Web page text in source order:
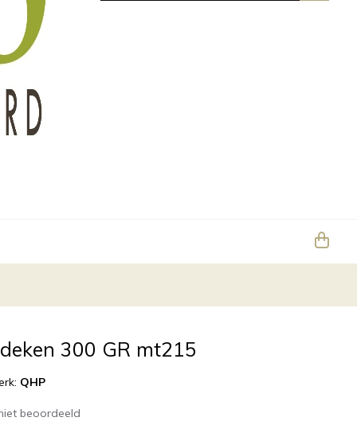
300 GR mt215
QHP
beoordeeld